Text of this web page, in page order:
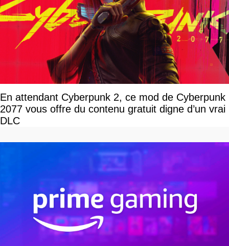
En attendant Cyberpunk 2, ce mod de Cyberpunk
2077 vous offre du contenu gratuit digne d’un vrai
DLC